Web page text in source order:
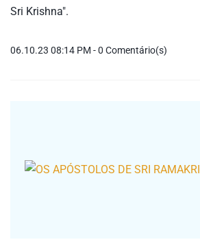
Sri Krishna".
06.10.23 08:14 PM -0 Comentário(s)